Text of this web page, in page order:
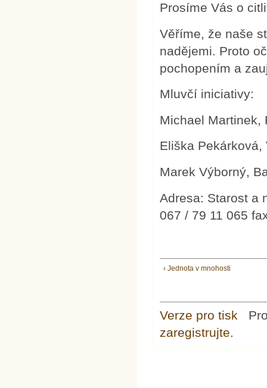
Prosíme Vás o
Věříme, že naše
nadějemi. Proto
pochopením a
Mluvčí iniciativy:
Michael Martinek,
Eliška
Marek Výborný,
Adresa: Starost a
067 / 79 11 065
‹ Jednota v mnohosti
Verze pro tisk
zaregistrujte.